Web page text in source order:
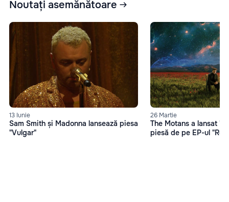
Noutați asemănătoare
13 Iunie
Sam Smith și Madonna lansează piesa
"Vulgar"
26 Martie
The Motans a lansat
piesă de pe EP-ul